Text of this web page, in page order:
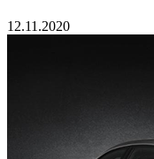
12.11.2020